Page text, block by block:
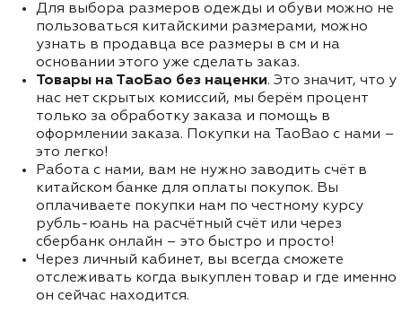
Для выбора размеров одежды и обуви можно не
пользоваться китайскими размерами, можно
узнать в продавца все размеры в см и на
основании этого уже сделать заказ.
Товары на ТаоБао без наценки. Это значит, что у
нас нет скрытых комиссий, мы берём процент
только за обработку заказа и помощь в
оформлении заказа. Покупки на TaoBao с нами –
это легко!
Работа с нами, вам не нужно заводить счёт в
китайском банке для оплаты покупок. Вы
оплачиваете покупки нам по честному курсу
рубль-юань на расчётный счёт или через
сбербанк онлайн – это быстро и просто!
Через личный кабинет, вы всегда сможете
отслеживать когда выкуплен товар и где именно
он сейчас находится.